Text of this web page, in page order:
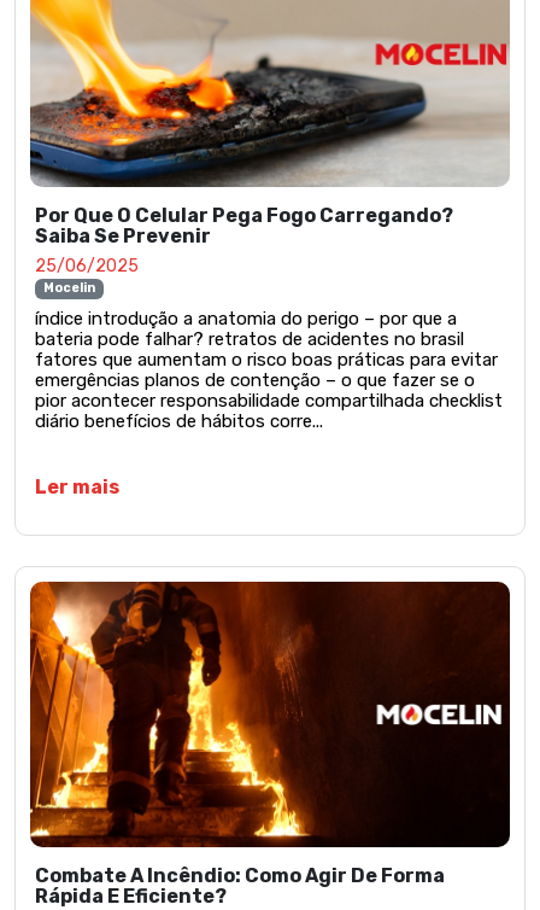
Por Que O Celular Pega Fogo Carregando?
Saiba Se Prevenir
25/06/2025
Mocelin
índice introdução a anatomia do perigo – por que a
bateria pode falhar? retratos de acidentes no brasil
fatores que aumentam o risco boas práticas para evitar
emergências planos de contenção – o que fazer se o
pior acontecer responsabilidade compartilhada checklist
diário benefícios de hábitos corre...
Ler mais
Combate A Incêndio: Como Agir De Forma
Rápida E Eficiente?